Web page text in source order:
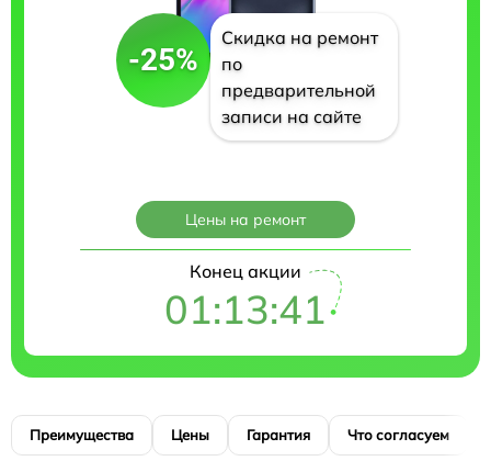
-25%
Скидка на ремонт
по
предварительной
записи на сайте
Цены на ремонт
Конец акции
01:13:40
Преимущества Цены Гарантия Что согласуем